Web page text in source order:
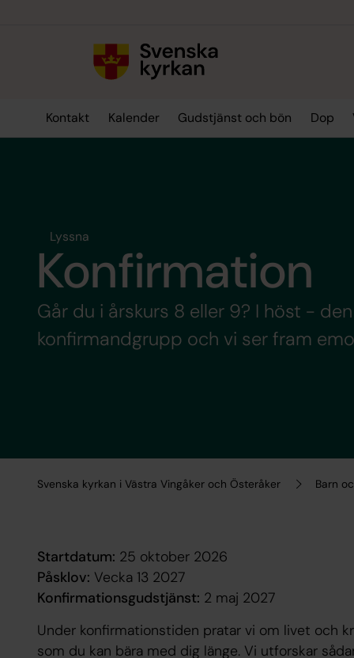
Kontakt Kalender Gudstjänst och bön Dop
Svenska kyrkan i Västra Vingåker och Österåker Barn
Lyssna
Konfirmation
Går du i årskurs 8 eller 9? I höst -
konfirmandgrupp och vi ser fram
Startdatum: 25 oktober 2026
Påsklov: Vecka 13 2027
Konfirmationsgudstjänst: 2 maj 2027
Under konfirmationstiden pratar vi om livet och
som du kan bära med dig länge. Vi utforskar